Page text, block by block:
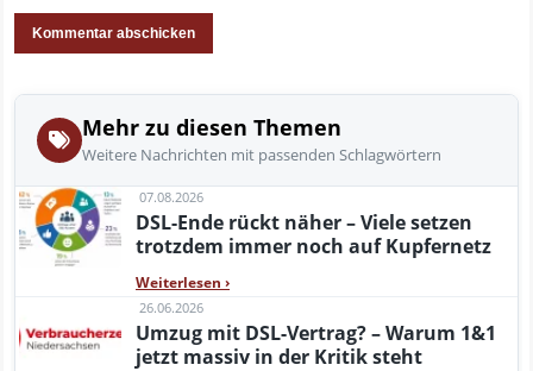
Mehr zu diesen Themen
Weitere Nachrichten mit passenden Schlagwörtern
07.08.2026
DSL-Ende rückt näher – Viele setzen
trotzdem immer noch auf Kupfernetz
Weiterlesen ›
26.06.2026
Umzug mit DSL-Vertrag? – Warum 1&1
jetzt massiv in der Kritik steht